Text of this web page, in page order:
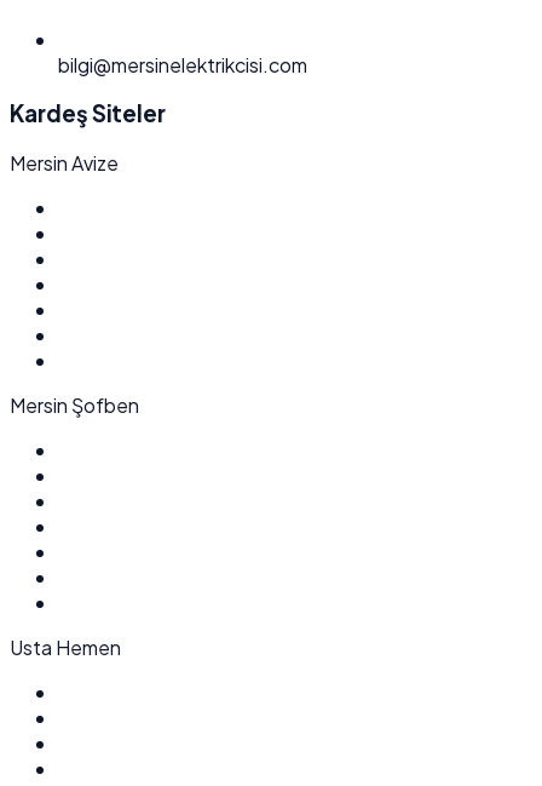
bilgi@mersinelektrikcisi.com
Kardeş Siteler
Mersin Avize
Mersin Şofben
Usta Hemen